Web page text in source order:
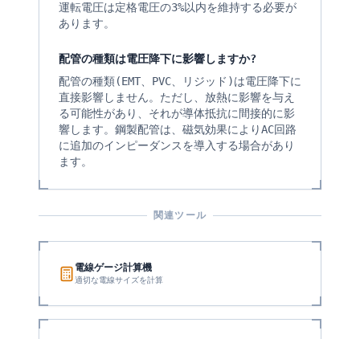
運転電圧は定格電圧の3%以内を維持する必要が
あります。
配管の種類は電圧降下に影響しますか?
配管の種類(EMT、PVC、リジッド)は電圧降下に
直接影響しません。ただし、放熱に影響を与え
る可能性があり、それが導体抵抗に間接的に影
響します。鋼製配管は、磁気効果によりAC回路
に追加のインピーダンスを導入する場合があり
ます。
関連ツール
電線ゲージ計算機
適切な電線サイズを計算